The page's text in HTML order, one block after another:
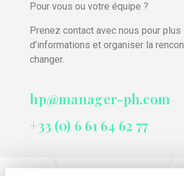
Pour vous ou votre équipe ?
Prenez contact avec nous pour plus
d’informations et organiser la
changer.
hp@manager-ph.com
+33 (0) 6 61 64 62 77